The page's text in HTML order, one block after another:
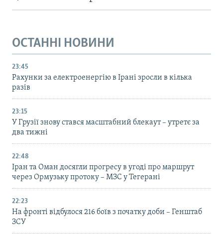
ОСТАННІ НОВИНИ
23:45
Рахунки за електроенергію в Ірані зросли в кілька
разів
23:15
У Грузії знову стався масштабний блекаут – утретє за
два тижні
22:48
Іран та Оман досягли прогресу в угоді про маршрут
через Ормузьку протоку – МЗС у Тегерані
22:23
На фронті відбулося 216 боїв з початку доби – Генштаб
ЗСУ